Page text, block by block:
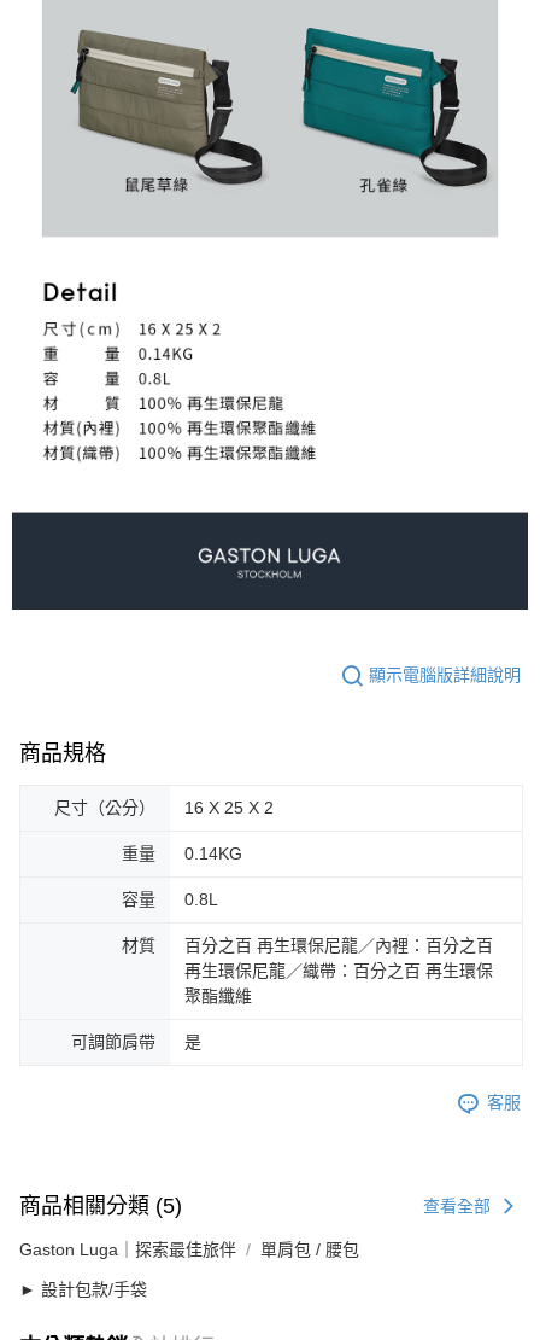
顯示電腦版詳細說明
商品規格
尺寸（公分） 16 X 25 X 2
重量 0.14KG
容量 0.8L
材質
百分之百 再生環保尼龍／內裡：百分之百
再生環保尼龍／織帶：百分之百 再生環保
聚酯纖維
可調節肩帶 是
客服
商品相關分類 (5) 查看全部
Gaston Luga｜探索最佳旅伴 單肩包 / 腰包
► 設計包款/手袋